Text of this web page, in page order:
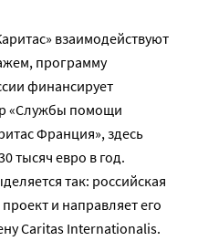
взаимодействуют
программу
финансирует
«Службы помощи
Франция», здесь
тысяч евро в год.
так: российская
и направляет его
Caritas Internationalis.